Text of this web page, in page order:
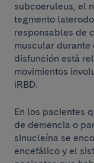
subcoeruleus, el
tegmento
responsables de
muscular durante
disfunción está
movimientos
iRBD.
En los pacientes
de demencia o
sinucleína se
encefálico y el